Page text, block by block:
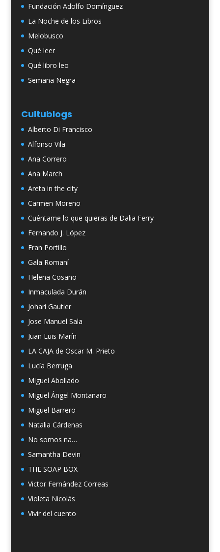
Fundación Adolfo Domínguez
La Noche de los Libros
Melobusco
Qué leer
Qué libro leo
Semana Negra
Cultublogs
Alberto Di Francisco
Alfonso Vila
Ana Correro
Ana March
Areta in the city
Carmen Moreno
Cuéntame lo que quieras de Dalia Ferry
Fernando J. López
Fran Portillo
Gala Romaní
Helena Cosano
Inmaculada Durán
Johari Gautier
Jose Manuel Sala
Juan Luis Marín
LA CAJA de Oscar M. Prieto
Lucía Berruga
Miguel Abollado
Miguel Ángel Montanaro
Miguel Barrero
Natalia Cárdenas
No somos na…
Samantha Devin
THE SOAP BOX
Victor Fernández Correas
Violeta Nicolás
Vivir del cuento